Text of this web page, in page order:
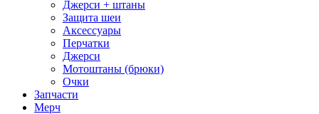
Джерси + штаны
Защита шеи
Аксессуары
Перчатки
Джерси
Мотоштаны (брюки)
Очки
Запчасти
Мерч